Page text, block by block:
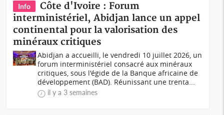
Info
Côte d'Ivoire : Forum
interministériel, Abidjan lance un appel
continental pour la valorisation des
minéraux critiques
Abidjan a accueilli, le vendredi 10 juillet 2026, un
forum interministériel consacré aux minéraux
critiques, sous l'égide de la Banque africaine de
développement (BAD). Réunissant une trenta...
il y a 3 semaines